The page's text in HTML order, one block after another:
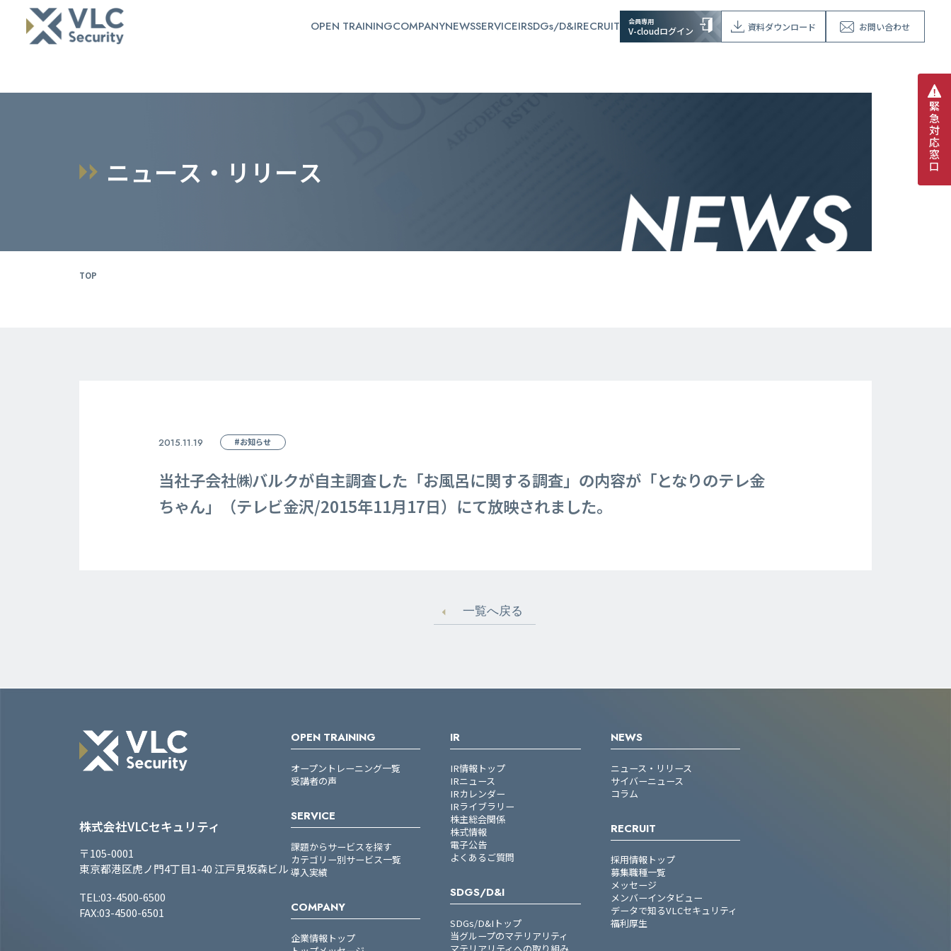
OPEN TRAININGCOMPANYNEWSSERVICEIRSDGs/D&IRECRUIT 会員専用
V-cloudログイン 資料ダウンロード お問い合わせ
緊
急
対
応
窓
口
ニュース ・ リ リ ース
TOP
2015.11.19 #お知らせ
当社子会社㈱バルクが自主調査した「お風呂に関する調査」の内容が「となりのテレ金
ちゃん」（テレビ金沢/2015年11月17日）にて放映されました。
一覧へ戻る
株式会社VLCセキュリティ
〒105-0001
東京都港区虎ノ門4丁目1-40 江戸見坂森ビル
TEL:03-4500-6500
FAX:03-4500-6501
OPEN TRAINING
オープントレーニング一覧
受講者の声
SERVICE
課題からサービスを探す
カテゴリー別サービス一覧
導入実績
COMPANY
企業情報トップ
IR
IR情報トップ
IRニュース
IRカレンダー
IRライブラリー
株主総会関係
株式情報
電子公告
よくあるご質問
SDGS/D&I
SDGs/D&Iトップ
当グループのマテリアリティ
NEWS
ニュース・リリース
サイバーニュース
コラム
RECRUIT
採用情報トップ
募集職種一覧
メッセージ
メンバーインタビュー
データで知るVLCセキュリティ
福利厚生